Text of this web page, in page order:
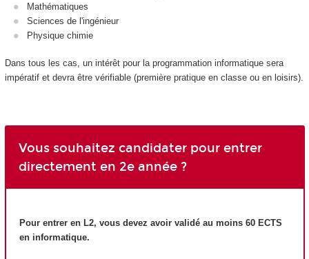
Mathématiques
Sciences de l'ingénieur
Physique chimie
Dans tous les cas, un intérêt pour la programmation informatique sera
impératif et devra être vérifiable (première pratique en classe ou en loisirs).
Vous souhaitez candidater pour entrer
directement en 2e année ?
Pour entrer en L2, vous devez avoir validé au moins 60 ECTS
en informatique.